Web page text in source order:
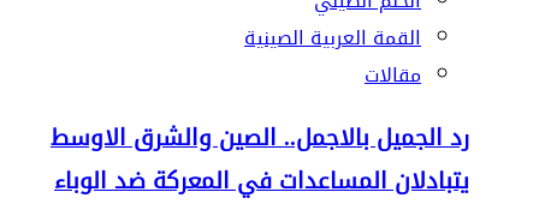
القمة العربية الصينية
مقالات
رد الجميل بالاجمل.. الصين والشرق الاوسط
يتبادلان المساعدات في المعركة ضد الوباء